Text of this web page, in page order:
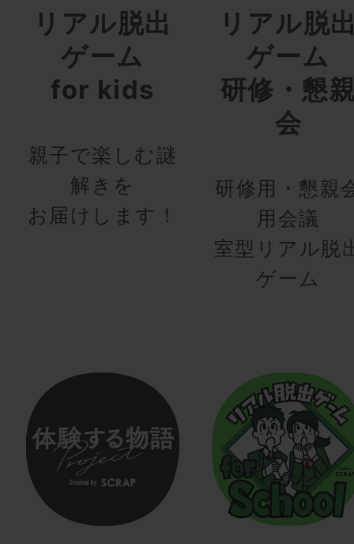
リアル脱出
ゲーム
for kids
親子で楽しむ謎
解きを
お届けします！
リアル脱
ゲーム
研修・懇
会
研修用・懇親
用会議
室型リアル脱
ゲーム